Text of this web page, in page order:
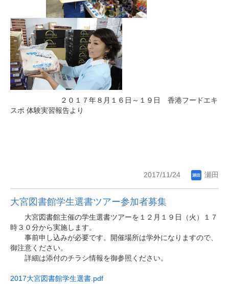
２０１７年８月１６日～１９日 香港フードエキ
スポ 体験実習報告より
2017/11/24 瀬田
大宮図書館学生選書ツアー参加者募集
大宮図書館主催の学生選書ツアーを１２月１９日（火）１７
時３ ０分から実施します。
事前申し込みが必要です。開催場所は学外になりますので、
御注意ください。
詳細は添付のチラシ情報を御参照ください。
2017大宮図書館学生選書.pdf